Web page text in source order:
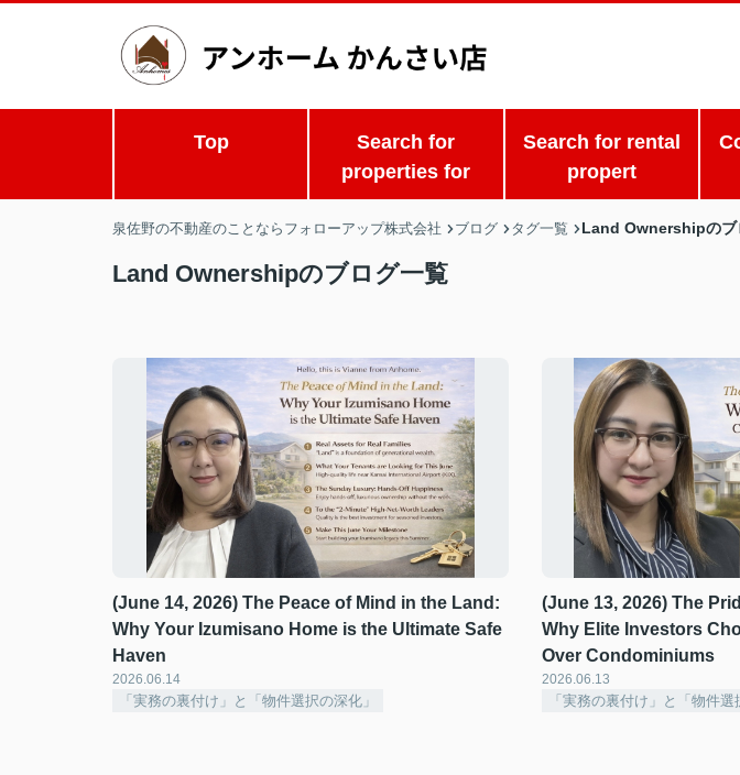
Top
Search for
properties for
Search for rental
propert
泉佐野の不動産のことならフォローアップ株式会社 ブログ タグ一覧 Land Ownershipのブ
Land Ownershipのブログ一覧
(June 14, 2026) The Peace of Mind in the Land:
Why Your Izumisano Home is the Ultimate Safe
Haven ️
2026.06.14
「実務の裏付け」と「物件選択の深化」
(June 13, 2026) The
Why Elite Investors
Over Condominiums
2026.06.13
「実務の裏付け」と「物件選